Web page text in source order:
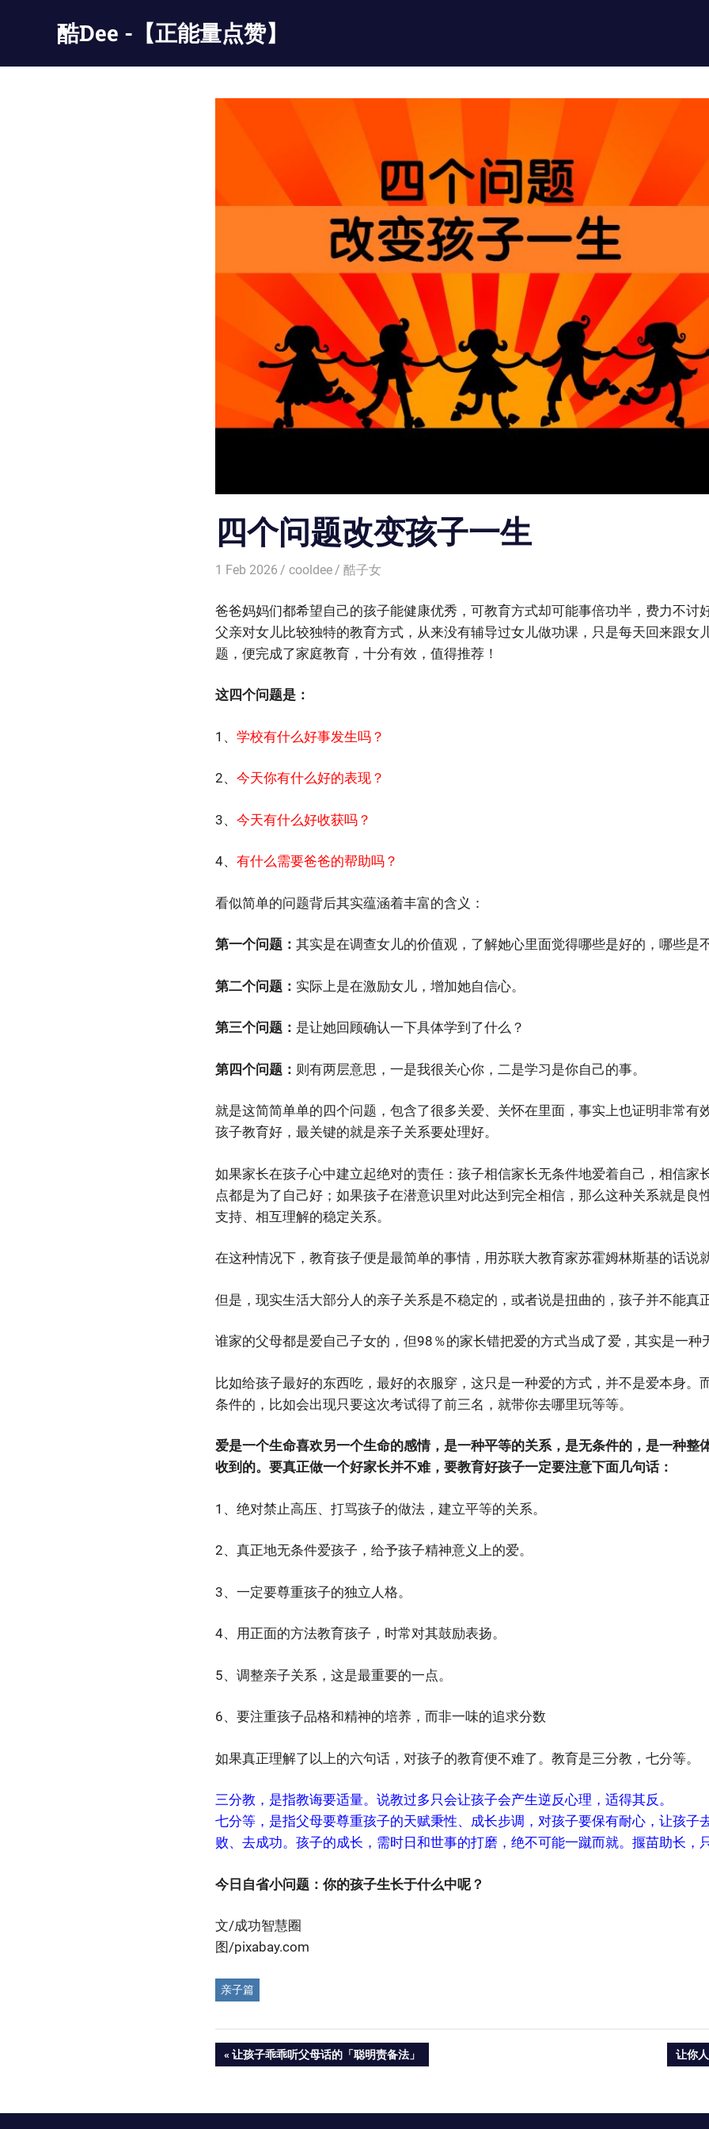
酷Dee -【正能量点赞】
四个问题改变孩子一生
1 Feb 2026 cooldee 酷子女
爸爸妈妈们都希望自己的孩子能健康优秀，可教育方式却可能事倍功半，费力不讨
父亲对女儿比较独特的教育方式，从来没有辅导过女儿做功课，只是每天回来跟女
题，便完成了家庭教育，十分有效，值得推荐！
这四个问题是：
1、 学校有什么好事发生吗？
2、 今天你有什么好的表现？
3、 今天有什么好收获吗？
4、 有什么需要爸爸的帮助吗？
看似简单的问题背后其实蕴涵着丰富的含义：
第一个问题： 其实是在调查女儿的价值观，了解她心里面觉得哪些是好的，哪些是
第二个问题： 实际上是在激励女儿，增加她自信心。
第三个问题： 是让她回顾确认一下具体学到了什么？
第四个问题： 则有两层意思，一是我很关心你，二是学习是你自己的事。
就是这简简单单的四个问题，包含了很多关爱、关怀在里面，事实上也证明非常有
孩子教育好，最关键的就是亲子关系要处理好。
如果家长在孩子心中建立起绝对的责任：孩子相信家长无条件地爱着自己，相信家
点都是为了自己好；如果孩子在潜意识里对此达到完全相信，那么这种关系就是良
支持、相互理解的稳定关系。
在这种情况下，教育孩子便是最简单的事情，用苏联大教育家苏霍姆林斯基的话说
但是，现实生活大部分人的亲子关系是不稳定的，或者说是扭曲的，孩子并不能真
谁家的父母都是爱自己子女的，但98％的家长错把爱的方式当成了爱，其实是一种
比如给孩子最好的东西吃，最好的衣服穿，这只是一种爱的方式，并不是爱本身。
条件的，比如会出现只要这次考试得了前三名，就带你去哪里玩等等。
爱是一个生命喜欢另一个生命的感情，是一种平等的关系，是无条件的，是一种整
收到的。要真正做一个好家长并不难，要教育好孩子一定要注意下面几句话：
1、绝对禁止高压、打骂孩子的做法，建立平等的关系。
2、真正地无条件爱孩子，给予孩子精神意义上的爱。
3、一定要尊重孩子的独立人格。
4、用正面的方法教育孩子，时常对其鼓励表扬。
5、调整亲子关系，这是最重要的一点。
6、要注重孩子品格和精神的培养，而非一味的追求分数
如果真正理解了以上的六句话，对孩子的教育便不难了。教育是三分教，七分等。
三分教，是指教诲要适量。说教过多只会让孩子会产生逆反心理，适得其反。
七分等，是指父母要尊重孩子的天赋秉性、成长步调，对孩子要保有耐心，让孩子
败、去成功。孩子的成长，需时日和世事的打磨，绝不可能一蹴而就。揠苗助长，
今日自省小问题：你的孩子生长于什么中呢？
文/成功智慧圈
图/pixabay.com
亲子篇
Post
PREVIOUS
让孩子乖乖听父母话的「聪明责备法」
NEXT
让你